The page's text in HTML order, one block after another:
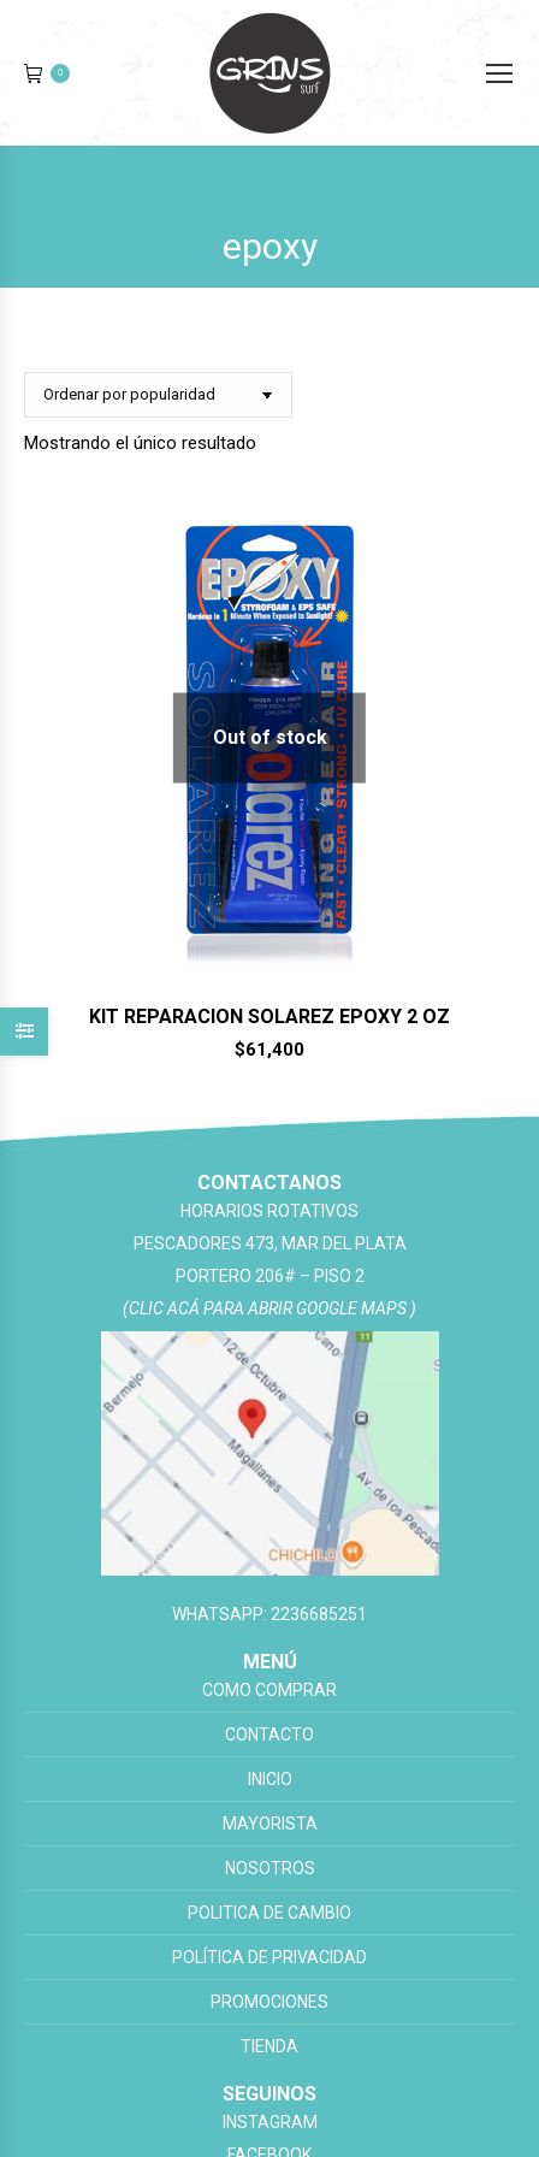
0
epoxy
Mostrando el único resultado
Out of stock
KIT REPARACION SOLAREZ EPOXY 2 OZ
$61,400
CONTACTANOS
HORARIOS ROTATIVOS
PESCADORES 473, MAR DEL PLATA
PORTERO 206# – PISO 2
(CLIC ACÁ PARA ABRIR GOOGLE MAPS )
WHATSAPP: 2236685251
MENÚ
COMO COMPRAR
CONTACTO
INICIO
MAYORISTA
NOSOTROS
POLITICA DE CAMBIO
POLÍTICA DE PRIVACIDAD
PROMOCIONES
TIENDA
SEGUINOS
INSTAGRAM